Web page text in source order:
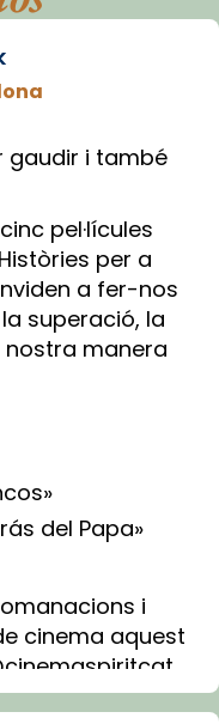
gaudir i també
pel·lícules
per a
a fer-nos
superació, la
nostra manera
del Papa»
i
cinema aquest